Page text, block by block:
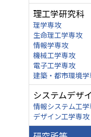
理工学研究科
理学専攻
生命理工学専攻
情報学専攻
機械工学専攻
電子工学専攻
建築・都市環境
システムデザ
情報システム工
デザイン工学専攻